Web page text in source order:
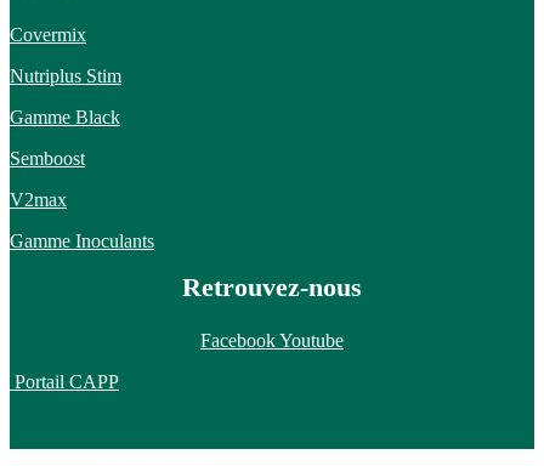
Covermix
Nutriplus Stim
Gamme Black
Semboost
V2max
Gamme Inoculants
Retrouvez-nous
FacebookYoutube
Portail CAPP